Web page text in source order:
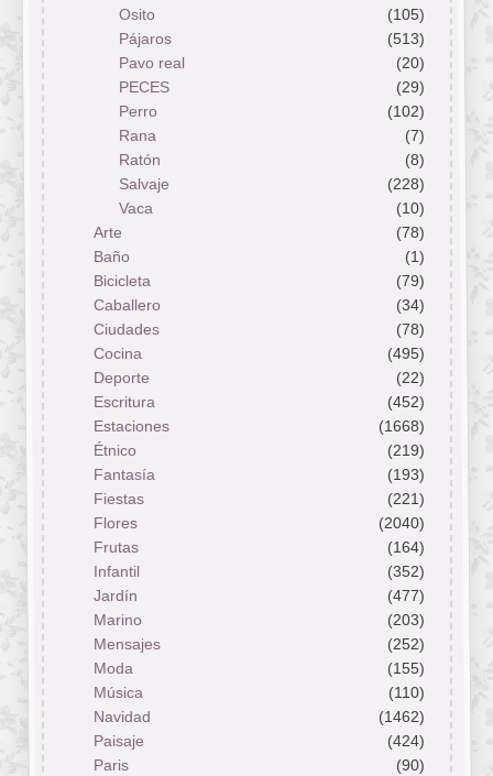
Osito
(105)
Pájaros
(513)
Pavo real
(20)
PECES
(29)
Perro
(102)
Rana
(7)
Ratón
(8)
Salvaje
(228)
Vaca
(10)
Arte
(78)
Baño
(1)
Bicicleta
(79)
Caballero
(34)
Ciudades
(78)
Cocina
(495)
Deporte
(22)
Escritura
(452)
Estaciones
(1668)
Étnico
(219)
Fantasía
(193)
Fiestas
(221)
Flores
(2040)
Frutas
(164)
Infantil
(352)
Jardín
(477)
Marino
(203)
Mensajes
(252)
Moda
(155)
Música
(110)
Navidad
(1462)
Paisaje
(424)
Paris
(90)